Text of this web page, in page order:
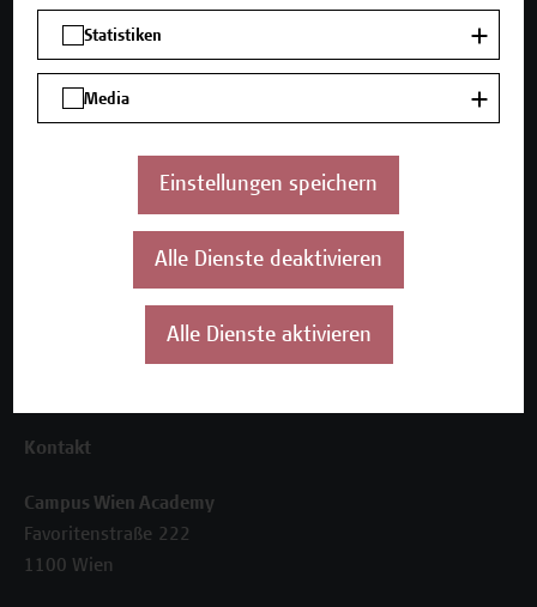
Unser Angebot
Seminare und Zertifikatsprogramme
Inhouse-Weiterbildung
Beratungsleistungen
Die Campus Wien Academy
Kontakt
Campus Wien Academy
Favoritenstraße 222
1100 Wien
Statistiken
Media
Einstellungen speichern
Alle Dienste deaktivieren
Alle Dienste aktivieren